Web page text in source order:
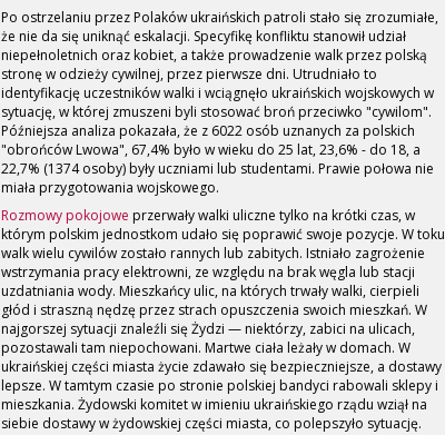
Po ostrzelaniu przez Polaków ukraińskich patroli stało się zrozumiałe,
że nie da się uniknąć eskalacji. Specyfikę konfliktu stanowił udział
niepełnoletnich oraz kobiet, a także prowadzenie walk przez polską
stronę w odzieży cywilnej, przez pierwsze dni. Utrudniało to
identyfikację uczestników walki i wciągnęło ukraińskich wojskowych w
sytuację, w której zmuszeni byli stosować broń przeciwko "cywilom".
Późniejsza analiza pokazała, że z 6022 osób uznanych za polskich
"obrońców Lwowa", 67,4% było w wieku do 25 lat, 23,6% - do 18, a
22,7% (1374 osoby) były uczniami lub studentami. Prawie połowa nie
miała przygotowania wojskowego.
Rozmowy pokojowe przerwały walki uliczne tylko na krótki czas, w
którym polskim jednostkom udało się poprawić swoje pozycje. W toku
walk wielu cywilów zostało rannych lub zabitych. Istniało zagrożenie
wstrzymania pracy elektrowni, ze względu na brak węgla lub stacji
uzdatniania wody. Mieszkańcy ulic, na których trwały walki, cierpieli
głód i straszną nędzę przez strach opuszczenia swoich mieszkań. W
najgorszej sytuacji znaleźli się Żydzi — niektórzy, zabici na ulicach,
pozostawali tam niepochowani. Martwe ciała leżały w domach. W
ukraińskiej części miasta życie zdawało się bezpieczniejsze, a dostawy
lepsze. W tamtym czasie po stronie polskiej bandyci rabowali sklepy i
mieszkania. Żydowski komitet w imieniu ukraińskiego rządu wziął na
siebie dostawy w żydowskiej części miasta, co polepszyło sytuację.